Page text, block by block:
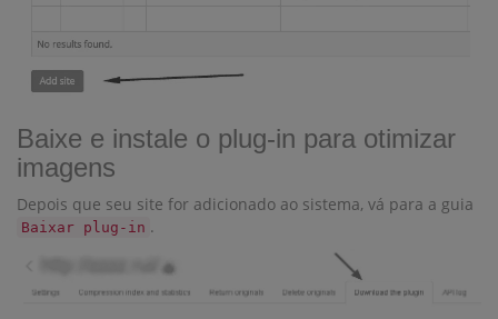
Baixe e instale o plug-in para otimizar
imagens
Depois que seu site for adicionado ao sistema, vá para a guia
Baixar plug-in .